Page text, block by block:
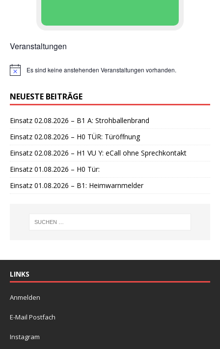
Veranstaltungen
H
w
e
s
Es sind keine anstehenden Veranstaltungen vorhanden.
NEUESTE BEITRÄGE
Einsatz 02.08.2026 – B1 A: Strohballenbrand
Einsatz 02.08.2026 – H0 TÜR: Türöffnung
Einsatz 02.08.2026 – H1 VU Y: eCall ohne Sprechkontakt
Einsatz 01.08.2026 – H0 Tür:
Einsatz 01.08.2026 – B1: Heimwarnmelder
LINKS
Anmelden
E-Mail Postfach
Instagram